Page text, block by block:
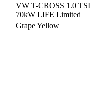
VW T-CROSS 1.0 TSI
70kW LIFE Limited
Grape Yellow